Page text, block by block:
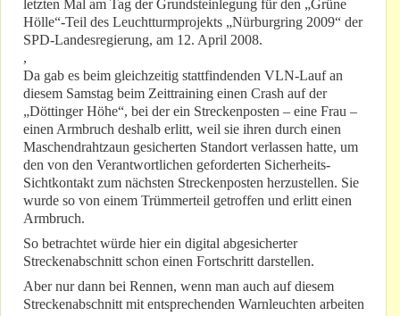
letzten Mal am Tag der Grundsteinlegung für den „Grüne
Hölle“-Teil des Leuchtturmprojekts „Nürburgring 2009“ der
SPD-Landesregierung, am 12. April 2008.
,
Da gab es beim gleichzeitig stattfindenden VLN-Lauf an
diesem Samstag beim Zeittraining einen Crash auf der
„Döttinger Höhe“, bei der ein Streckenposten – eine Frau –
einen Armbruch deshalb erlitt, weil sie ihren durch einen
Maschendrahtzaun gesicherten Standort verlassen hatte, um
den von den Verantwortlichen geforderten Sicherheits-
Sichtkontakt zum nächsten Streckenposten herzustellen. Sie
wurde so von einem Trümmerteil getroffen und erlitt einen
Armbruch.
So betrachtet würde hier ein digital abgesicherter
Streckenabschnitt schon einen Fortschritt darstellen.
Aber nur dann bei Rennen, wenn man auch auf diesem
Streckenabschnitt mit entsprechenden Warnleuchten arbeiten